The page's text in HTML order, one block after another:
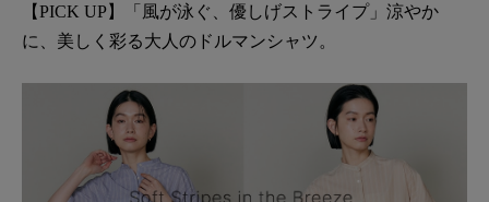
【PICK UP】「風が泳ぐ、優しげストライプ」涼やか
に、美しく彩る大人のドルマンシャツ。